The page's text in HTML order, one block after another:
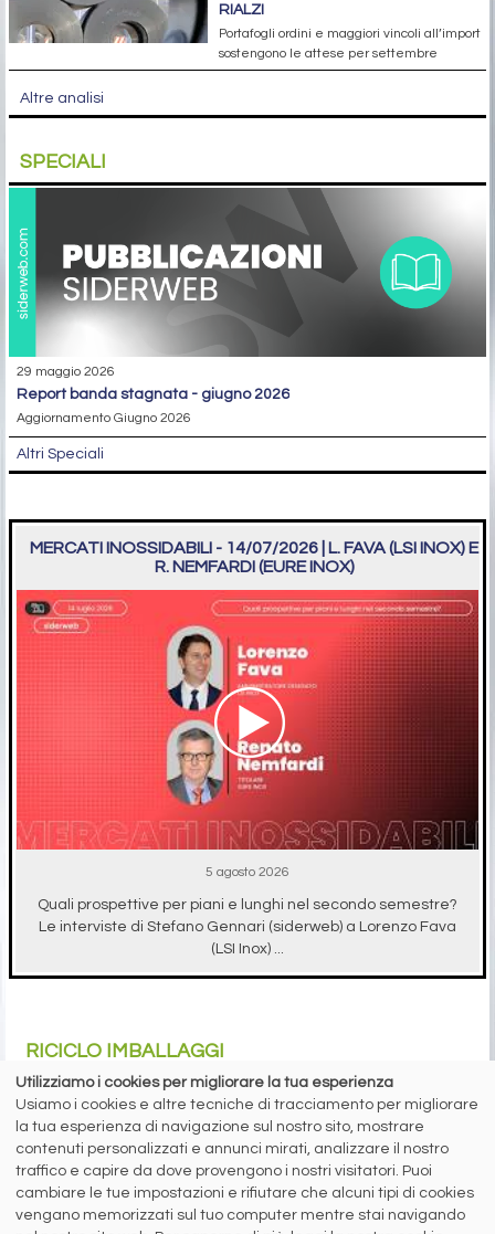
RIALZI
Portafogli ordini e maggiori vincoli all’import
sostengono le attese per settembre
Altre analisi
SPECIALI
29 maggio 2026
report banda stagnata - giugno 2026
Aggiornamento Giugno 2026
Altri Speciali
MERCATI INOSSIDABILI - 14/07/2026 | L. FAVA (LSI INOX) E
R. NEMFARDI (EURE INOX)
5 agosto 2026
Quali prospettive per piani e lunghi nel secondo semestre?
Le interviste di Stefano Gennari (siderweb) a Lorenzo Fava
(LSI Inox) ...
RICICLO IMBALLAGGI
A cura di Redazione Siderweb
RICREA: “Spray Sereno”
Utilizziamo i cookies per migliorare la tua esperienza
Usiamo i cookies e altre tecniche di tracciamento per migliorare
la tua esperienza di navigazione sul nostro sito, mostrare
contenuti personalizzati e annunci mirati, analizzare il nostro
traffico e capire da dove provengono i nostri visitatori. Puoi
cambiare le tue impostazioni e rifiutare che alcuni tipi di cookies
vengano memorizzati sul tuo computer mentre stai navigando